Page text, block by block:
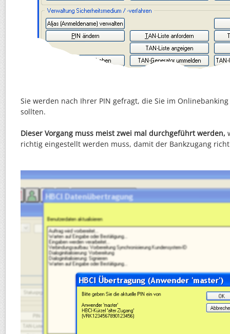
Sie werden nach Ihrer PIN gefragt, die Sie im
sollten.
Dieser Vorgang muss meist zwei mal durchgeführt werden,
richtig eingestellt werden muss, damit der Bankzugang